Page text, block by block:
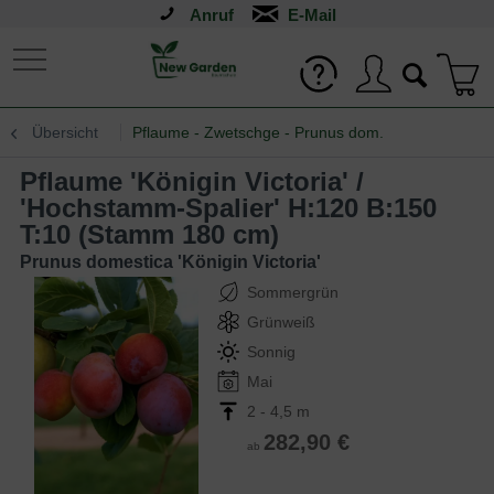
Anruf
Übersicht Pflaume - Zwetschge - Prunus dom.
Pflaume 'Königin Victoria' /
'Hochstamm-Spalier' H:120 B:150
T:10 (Stamm 180 cm)
Prunus domestica 'Königin Victoria'
Sommergrün
Grünweiß
Sonnig
Mai
2 - 4,5 m
ab 282,90 €